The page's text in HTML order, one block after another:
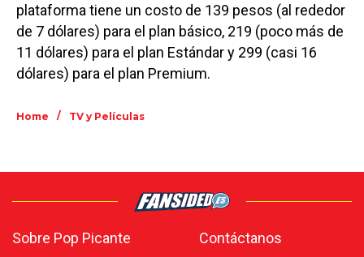
plataforma tiene un costo de 139 pesos (al rededor
de 7 dólares) para el plan básico, 219 (poco más de
11 dólares) para el plan Estándar y 299 (casi 16
dólares) para el plan Premium.
Home / TV y Películas
Sobre Pop Picante Contáctanos